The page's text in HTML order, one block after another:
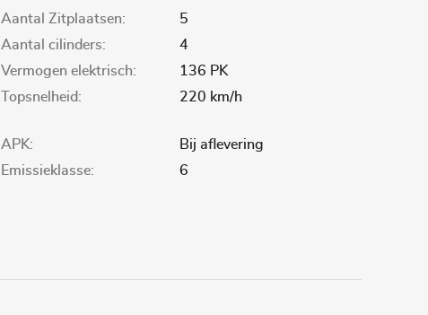
Aantal Zitplaatsen:
5
Aantal cilinders:
4
Vermogen elektrisch:
136 PK
Topsnelheid: 220 km/h
APK:
Bij aflevering
Emissieklasse: 6